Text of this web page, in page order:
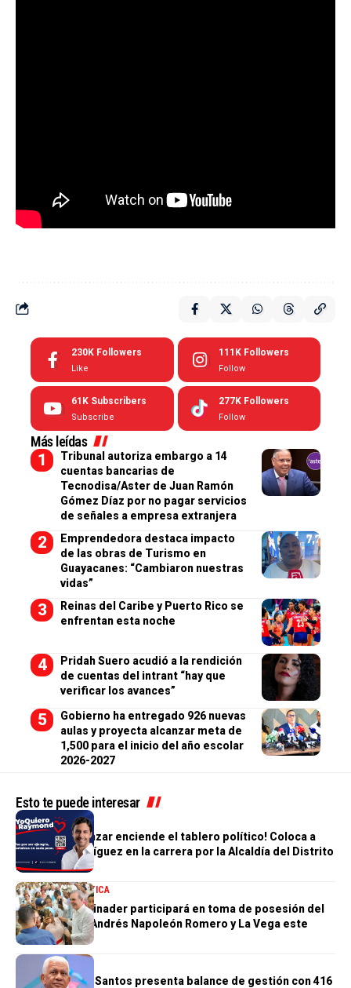
230K Followers
Like
111K Followers
Follow
61K Subscribers
Subscribe
277K Followers
Follow
Más leídas
Tribunal autoriza embargo a 14
cuentas bancarias de
Tecnodisa/Aster de Juan Ramón
Gómez Díaz por no pagar servicios
de señales a empresa extranjera
Emprendedora destaca impacto
de las obras de Turismo en
Guayacanes: “Cambiaron nuestras
vidas”
Reinas del Caribe y Puerto Rico se
enfrentan esta noche
Pridah Suero acudió a la rendición
de cuentas del intrant “hay que
verificar los avances”
Gobierno ha entregado 926 nuevas
aulas y proyecta alcanzar meta de
1,500 para el inicio del año escolar
2026-2027
Esto te puede interesar
POLÍTICA
Humberto Salazar enciende el tablero político! Coloca a
Raymond Rodríguez en la carrera por la Alcaldía del Distrito
Nacional
NACIONALESPOLÍTICA
Presidente Abinader participará en toma de posesión del
nuevo obispo Andrés Napoleón Romero y La Vega este
sábado
POLÍTICA
Ricardo de los Santos presenta balance de gestión con 416